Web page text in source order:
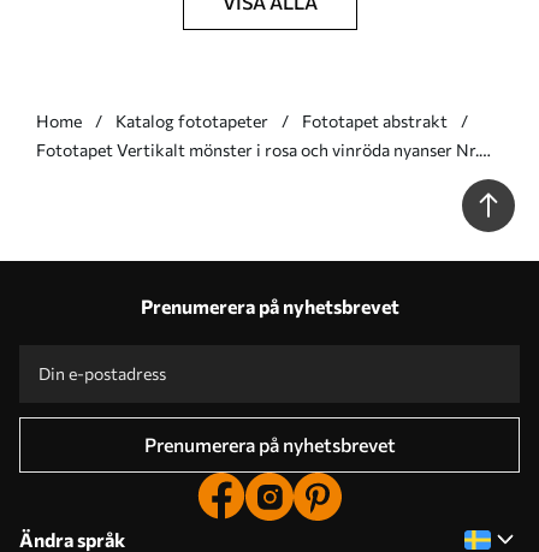
Home Katalog fototapeter
Fototapet abstrakt
Fototapet Vertikalt mönster i rosa och vinröda nyanser Nr.
Prenumerera på nyhetsbrevet
Prenumerera på nyhetsbrevet
Ändra språk